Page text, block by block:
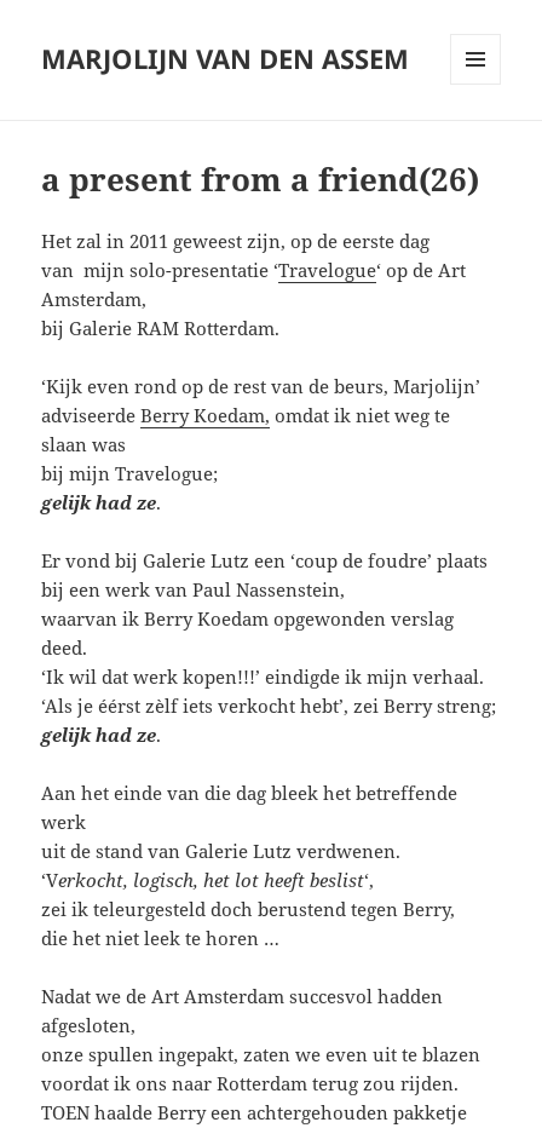
MARJOLIJN VAN DEN ASSEM
a present from a friend(26)
Het zal in 2011 geweest zijn, op de eerste dag
van mijn solo-presentatie ‘Travelogue‘ op de Art
Amsterdam,
bij Galerie RAM Rotterdam.
‘Kijk even rond op de rest van de beurs, Marjolijn’
adviseerdeBerry Koedam, omdat ik niet weg te
slaan was
bij mijn Travelogue;
gelijk had ze.
Er vond bij Galerie Lutz een ‘coup de foudre’ plaats
bij een werk van Paul Nassenstein,
waarvan ik Berry Koedam opgewonden verslag
deed.
‘Ik wil dat werk kopen!!!’ eindigde ik mijn verhaal.
‘Als je éérst zèlf iets verkocht hebt’, zei Berry streng;
gelijk had ze.
Aan het einde van die dag bleek het betreffende
werk
uit de stand van Galerie Lutz verdwenen.
‘Verkocht, logisch, het lot heeft beslist‘,
zei ik teleurgesteld doch berustend tegen Berry,
die het niet leek te horen …
Nadat we de Art Amsterdam succesvol hadden
afgesloten,
onze spullen ingepakt, zaten we even uit te blazen
voordat ik ons naar Rotterdam terug zou rijden.
TOEN haalde Berry een achtergehouden pakketje